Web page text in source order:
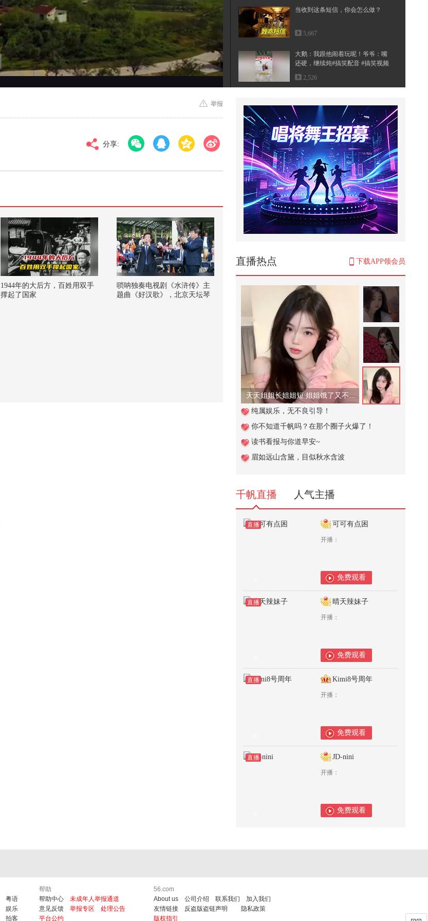
标清 倍速
对比度 100
当收到这条短信，你会怎么做？
5,667
大鹅：我跟他闹着玩呢！爷爷：嘴
还硬，继续炖#搞笑配音 #搞笑视频
...
2,526
孩子
22,150
美国官员抱怨，在特朗普面前不能
乱说中国坏话
690
#瞭望台海#高市早苗的野心，中方
全都看在眼里，9万日本人已作出
最...
844
#关注流看美加墨 #2026关注流舞蹈
【春关登岛打卡Day19】【春关你
别走】通过春关又认识了新的美女
宝...
238
【一镜解锁潮生活】女孩子一日排
练vlog来啦 盛香亭和丑苹果冰萃
梦...
【春关登岛打卡Day21】【封存春
关岛】在春关酒店拍的舞蹈视频被
原...
258
充气城堡老板的夏日小妙招2
2,465
#文化有时节
举报
分享:
直播热点 下载APP领会员
天天姐姐长姐姐短 姐姐饿了又不管！
纯属娱乐，无不良引导！
你不知道千帆吗？在那个圈子火爆了！
读书看报与你道早安~
眉如远山含黛，目似秋水含波
千帆直播 人气主播
直播 可可有点困
开播：
免费观看
直播 晴天辣妹子
开播：
免费观看
直播 Kimi8号周年
开播：
免费观看
直播 JD-nini
开播：
免费观看
1944年的大后方，百姓用双手
撑起了国家
唢呐独奏电视剧《水浒传》主
题曲《好汉歌》，北京天坛琴
粤语
娱乐
拍客
帮助
帮助中心
未成年人举报通道
意见反馈
举报专区
处理公告
平台公约
56.com
About us
公司介绍 联系我们
加入我们
友情链接
反盗版盗链声明
隐私政策
版权指引